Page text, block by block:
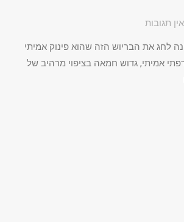
אין תגובות
לחג את הבריוש הזה שהוא פינוק אמיתי
אמיתי, גדוש חמאה בציפוי מרהיב של